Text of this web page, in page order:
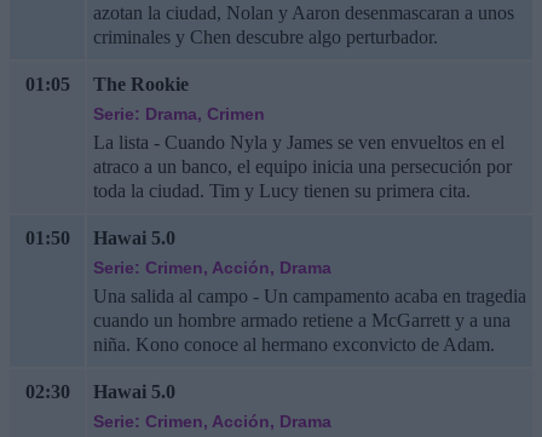
azotan la ciudad, Nolan y Aaron desenmascaran a unos
criminales y Chen descubre algo perturbador.
01:05 The Rookie
Serie: Drama, Crimen
La lista - Cuando Nyla y James se ven envueltos en el
atraco a un banco, el equipo inicia una persecución por
toda la ciudad. Tim y Lucy tienen su primera cita.
01:50 Hawai 5.0
Serie: Crimen, Acción, Drama
Una salida al campo - Un campamento acaba en tragedia
cuando un hombre armado retiene a McGarrett y a una
niña. Kono conoce al hermano exconvicto de Adam.
02:30 Hawai 5.0
Serie: Crimen, Acción, Drama